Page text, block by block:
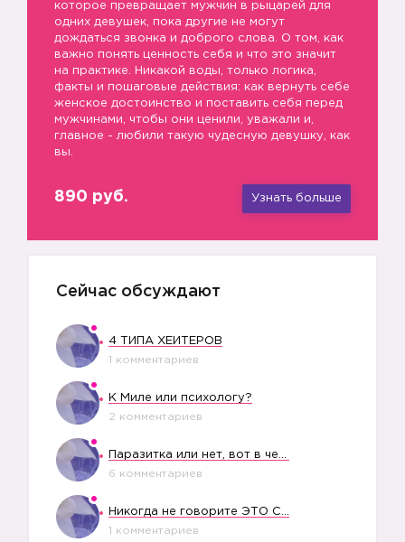
которое превращает мужчин в рыцарей для
одних девушек, пока другие не могут
дождаться звонка и доброго слова. О том, как
важно понять ценность себя и что это значит
на практике. Никакой воды, только логика,
факты и пошаговые действия: как вернуть себе
женское достоинство и поставить себя перед
мужчинами, чтобы они ценили, уважали и,
главное - любили такую чудесную девушку, как
вы.
890 руб. Узнать больше
Сейчас обсуждают
4 ТИПА ХЕЙТЕРОВ
1 комментариев
К Миле или психологу?
2 комментариев
6 комментариев
1 комментариев